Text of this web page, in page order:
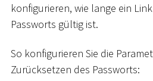
konfigurieren, wie lange ein
Passworts gültig ist.
So konfigurieren Sie die
Zurücksetzen des Passworts: